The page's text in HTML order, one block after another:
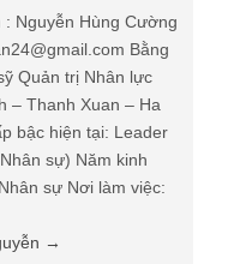
: Nguyễn Hùng Cường
Bằng
Quản trị Nhân lực
– Thanh Xuan – Ha
bậc hiện tại: Leader
sự) Năm kinh
sự Nơi làm việc:
→